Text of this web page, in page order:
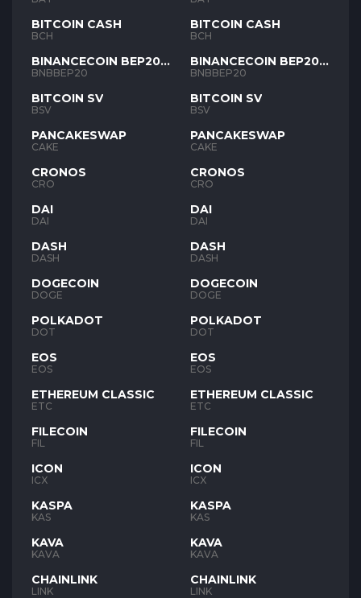
BITCOIN CASH
BCH
BINANCECOIN BEP20
BNB
BNBBEP20
BITCOIN SV
BSV
PANCAKESWAP
CAKE
CRONOS
CRO
DAI
DAI
DASH
DASH
DOGECOIN
DOGE
POLKADOT
DOT
EOS
EOS
ETHEREUM CLASSIC
ETC
FILECOIN
FIL
ICON
ICX
KASPA
KAS
KAVA
KAVA
CHAINLINK
LINK
BITCOIN CASH
BCH
BINANCECOIN BEP20
BNB
BNBBEP20
BITCOIN SV
BSV
PANCAKESWAP
CAKE
CRONOS
CRO
DAI
DAI
DASH
DASH
DOGECOIN
DOGE
POLKADOT
DOT
EOS
EOS
ETHEREUM CLASSIC
ETC
FILECOIN
FIL
ICON
ICX
KASPA
KAS
KAVA
KAVA
CHAINLINK
LINK